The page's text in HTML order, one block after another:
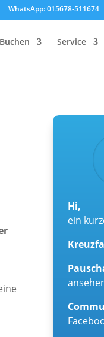
WhatsApp: 015678-511674
Buchen Service
Hi,
ein